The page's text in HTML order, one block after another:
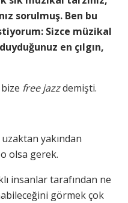
sorulmuş. Ben bu
Sizce müzikal
en çılgın,
free jazzdemişti.
yakından
o olsa gerek.
insanlar tarafından ne
görmek çok